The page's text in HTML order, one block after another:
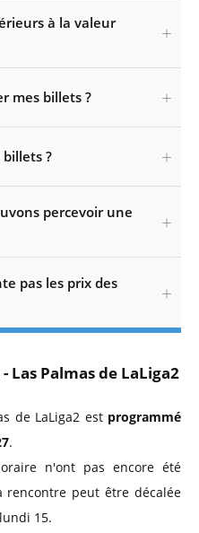
à la valeur
mes billets ?
?
percevoir une
pas les prix des
Las Palmas de LaLiga2
de LaLiga2 est programmé
.
n'ont pas encore été
rencontre peut être décalée
15.